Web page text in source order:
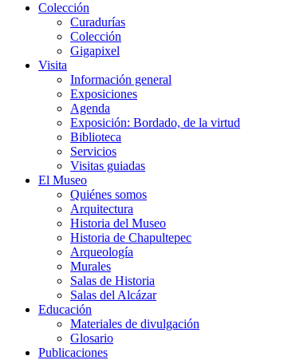
Colección
Curadurías
Colección
Gigapixel
Visita
Información general
Exposiciones
Agenda
Exposición: Bordado, de la virtud
Biblioteca
Servicios
Visitas guiadas
El Museo
Quiénes somos
Arquitectura
Historia del Museo
Historia de Chapultepec
Arqueología
Murales
Salas de Historia
Salas del Alcázar
Educación
Materiales de divulgación
Glosario
Publicaciones